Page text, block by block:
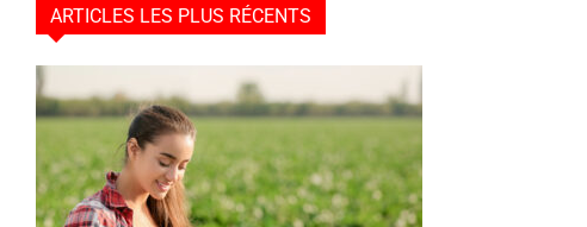
ARTICLES LES PLUS RÉCENTS